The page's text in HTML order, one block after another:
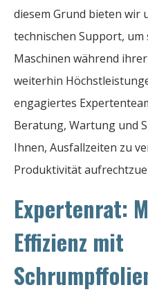
diesem Grund bieten wir
technischen Support,
Maschinen während
weiterhin
engagiertes
Beratung, Wartung und
Ihnen, Ausfallzeiten zu
Produktivität
Expertenrat:
Effizienz mit